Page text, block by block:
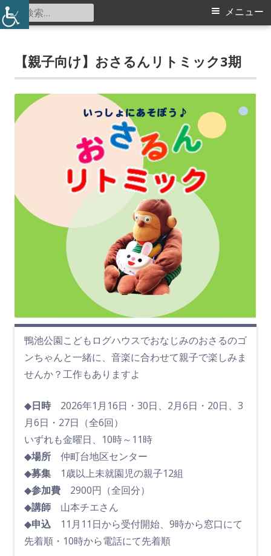
コ
ン
仲町台地区センター
メ
メニュー
検
索:
【親子向け】おさるんリトミック3期
鴨池公園こどもログハウスでおなじみのおさるのゴ
ンちゃんと一緒に、音楽に合わせて親子で楽しみま
せんか？工作もありますよ
◆日時2026年1月16日・30日、2月6日・20日、3
月6日・27日（全6回）
いずれも金曜日、10時～11時
◆場所 仲町台地区センター
◆募集 1歳以上未就園児の親子12組
◆参加費 2900円（全回分）
◆講師 山本チエさん
◆申込 11月11日から受付開始、9時から窓口にて
先着順・10時から電話にて先着順